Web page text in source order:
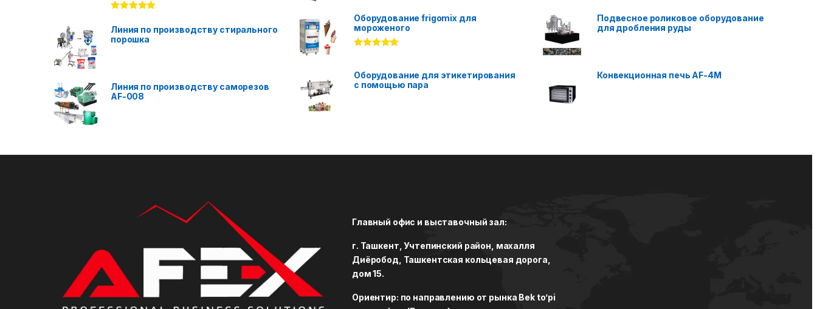
out of 5
Линия по производству стирального
порошка
Линия по производству саморезов
AF-008
Оборудование frigomix для
мороженого
Оборудование для этикетирования
с помощью пара
Подвесное роликовое оборудование
для дробления руды
Конвекционная печь AF-4M
Главный офис и выставочный зал:
г. Ташкент, Учтепинский район, махалля
Диёробод, Ташкентская кольцевая дорога,
дом 15.
Ориентир: по направлению от рынка Bek to’pi